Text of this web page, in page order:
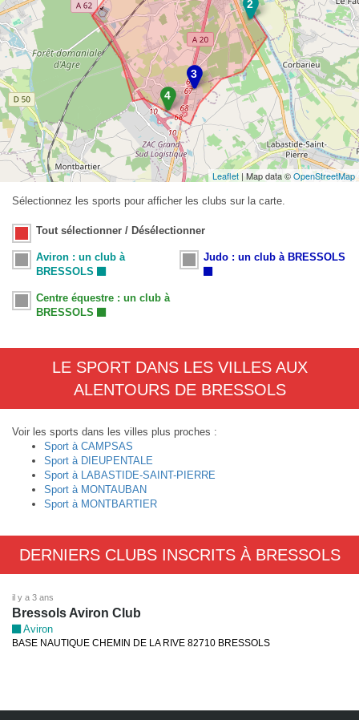
Leaflet | Map data ©OpenStreetMap
Sélectionnez les sports pour afficher les clubs sur la carte.
Tout sélectionner / Désélectionner
Aviron : un club à
BRESSOLS
Judo : un club à BRESSOLS
Centre équestre : un club à
BRESSOLS
LE SPORT DANS LES VILLES AUX
ALENTOURS DE BRESSOLS
Voir les sports dans les villes plus proches :
Sport à CAMPSAS
Sport à DIEUPENTALE
Sport à LABASTIDE-SAINT-PIERRE
Sport à MONTAUBAN
Sport à MONTBARTIER
DERNIERS CLUBS INSCRITS À BRESSOLS
il y a 3 ans
Bressols Aviron Club
Aviron
BASE NAUTIQUE CHEMIN DE LA RIVE 82710 BRESSOLS